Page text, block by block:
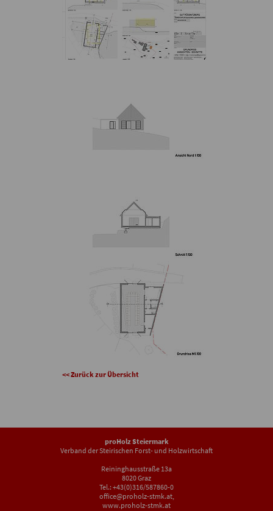
<< Zurück zur Übersicht
proHolz Steiermark
Verband der Steirischen Forst- und Holzwirtschaft
Reininghausstraße 13a
8020 Graz
Tel.: +43(0)316/587860-0
office@proholz-stmk.at,
www.proholz-stmk.at